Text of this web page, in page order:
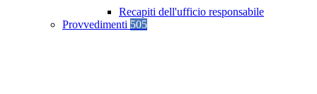
Recapiti dell'ufficio responsabile
Provvedimenti 505